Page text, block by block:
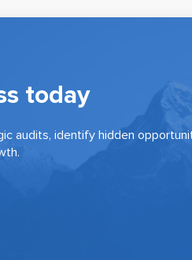
today
audits, identify hidden